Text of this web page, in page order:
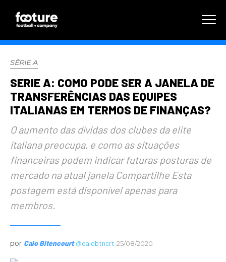
SÉRIE A
SERIE A: COMO PODE SER A JANELA DE
TRANSFERÊNCIAS DAS EQUIPES
ITALIANAS EM TERMOS DE FINANÇAS?
O aumento das dívidas dos clubes da elite
italiana preocupa, e como as situações
financeiras podem indicar futuras posturas de
mercado na atual janela Compartilhe Esta
postagem está disponível apenas para
membros.
por Caio Bitencourt @caiobtncrt 25/08/2020